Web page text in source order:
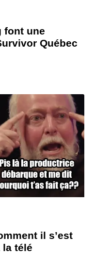
font une
Québec
il s’est
télé